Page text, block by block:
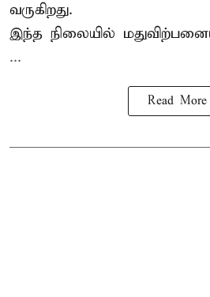
வருகிறது.
இந்த நிலையில்
...
Read More